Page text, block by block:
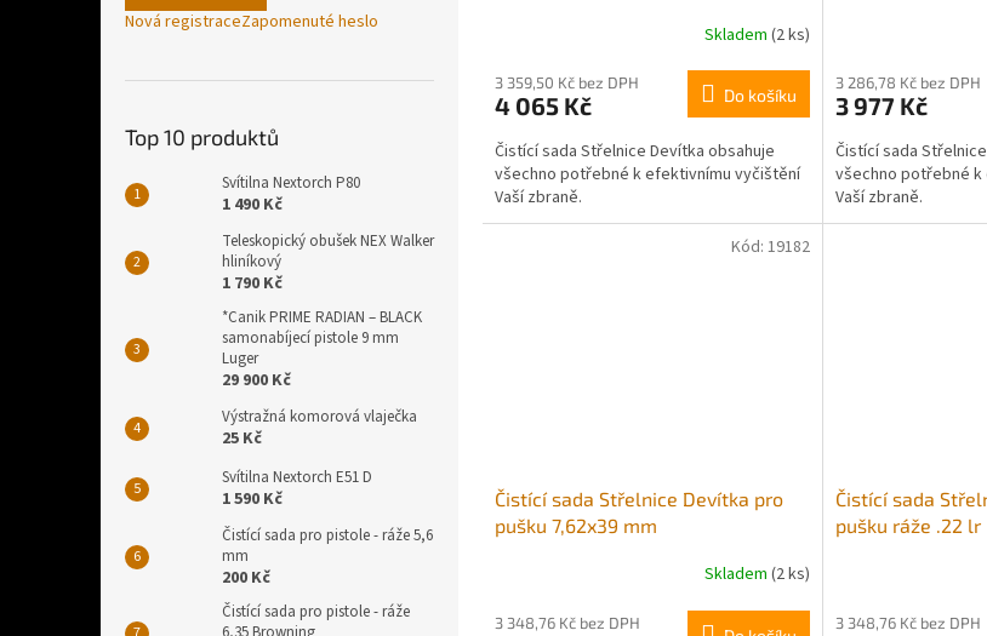
Nová registraceZapomenuté heslo
Top 10 produktů
Svítilna Nextorch P80
1 490 Kč
Teleskopický obušek NEX Walker
hliníkový
1 790 Kč
*Canik PRIME RADIAN – BLACK
samonabíjecí pistole 9 mm
Luger
29 900 Kč
Výstražná komorová vlaječka
25 Kč
Svítilna Nextorch E51 D
1 590 Kč
Čistící sada pro pistole - ráže 5,6
mm
200 Kč
Čistící sada pro pistole - ráže
Skladem (2 ks)
3 359,50 Kč bez DPH
4 065 Kč Do košíku
Čistící sada Střelnice Devítka obsahuje
všechno potřebné k efektivnímu vyčištění
Vaší zbraně.
3 286,78 Kč bez DPH
3 977 Kč
Čistící sada
všechno potřebné
Vaší zbraně.
Čistící sada Střelnice Devítka pro
pušku 7,62x39 mm
Skladem (2 ks)
3 348,76 Kč bez DPH
Kód: 19182
Čistící sada
pušku ráže .22 lr
3 348,76 Kč bez DPH